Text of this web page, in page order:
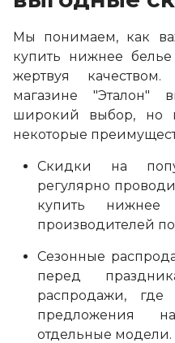
Мы понимаем, как
купить нижнее
жертвуя
магазине "Эталон"
широкий выбор, но
некоторые
Скидки на
регулярно
купить нижнее
производителей
Сезонные
перед
распродажи,
предложения
отдельные модели.